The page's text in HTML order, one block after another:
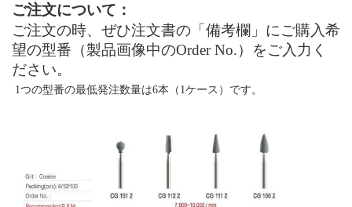
ご注文について：
ご注文の時、ぜひ注文書の「備考欄」にご購入希
望の型番（製品画像中のOrder No.）をご入力く
ださい。
1 つの型番の最低発注数量は6本（1ケース）です。